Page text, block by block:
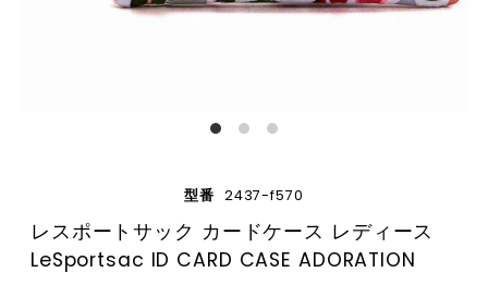
型番 2437-f570
レスポートサック カードケース レディース
LeSportsac ID CARD CASE ADORATION